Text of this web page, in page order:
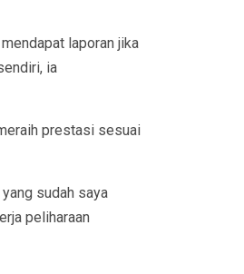
laporan jika
ia
prestasi sesuai
sudah saya
peliharaan